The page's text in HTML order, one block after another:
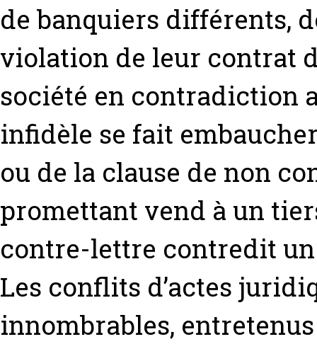
de banquiers différents,
violation de leur contrat
société en contradiction
infidèle se fait
ou de la clause de non
promettant vend à un
contre-lettre contredit
Les conflits d’actes
innombrables,